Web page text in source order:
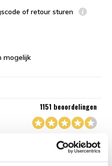
of retour sturen
mogelijk
1151 beoordelingen
en kwaliteit